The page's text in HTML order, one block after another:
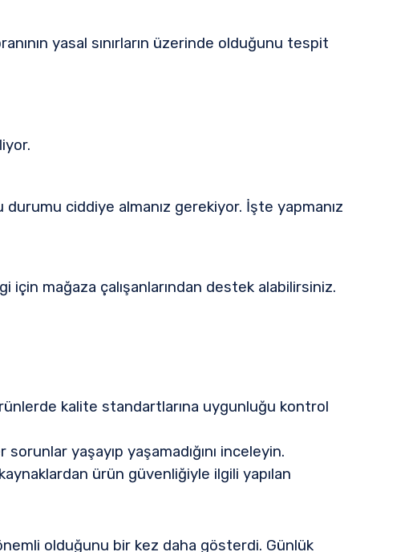
yasal sınırların üzerinde olduğunu tespit
durumu ciddiye almanız gerekiyor. İşte yapmanız
için mağaza çalışanlarından destek alabilirsiniz.
kalite standartlarına uygunluğu kontrol
yaşayıp yaşamadığını inceleyin.
ürün güvenliğiyle ilgili yapılan
olduğunu bir kez daha gösterdi. Günlük